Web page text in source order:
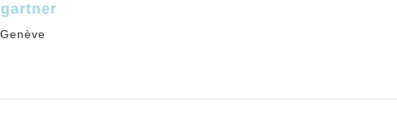
Tokarski
de Bordeaux